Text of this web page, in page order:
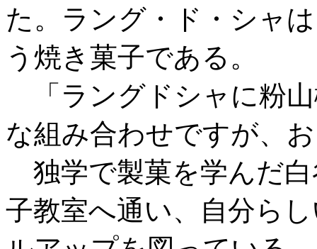
た。ラング・ド・シャ
う焼き菓子である。
「ラングドシャに粉
な組み合わせですが、
独学で製菓を学んだ
子教室へ通い、自分ら